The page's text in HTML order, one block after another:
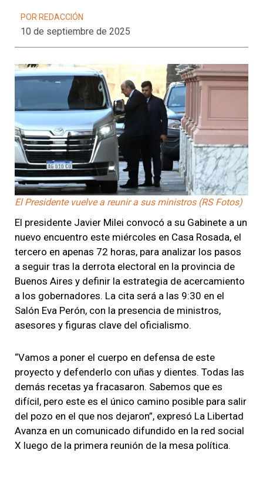
POR REDACCIÓN
10 de septiembre de 2025
El Presidente vuelve a reunir a sus ministros (RS Fotos)
El presidente Javier Milei convocó a su Gabinete a un
nuevo encuentro este miércoles en Casa Rosada, el
tercero en apenas 72 horas, para analizar los pasos
a seguir tras la derrota electoral en la provincia de
Buenos Aires y definir la estrategia de acercamiento
a los gobernadores. La cita será a las 9:30 en el
Salón Eva Perón, con la presencia de ministros,
asesores y figuras clave del oficialismo.
“Vamos a poner el cuerpo en defensa de este
proyecto y defenderlo con uñas y dientes. Todas las
demás recetas ya fracasaron. Sabemos que es
difícil, pero este es el único camino posible para salir
del pozo en el que nos dejaron”, expresó La Libertad
Avanza en un comunicado difundido en la red social
X luego de la primera reunión de la mesa política.